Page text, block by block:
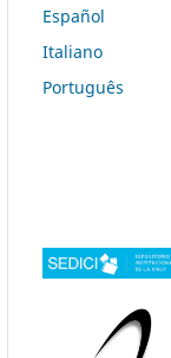
Español
Italiano
Português